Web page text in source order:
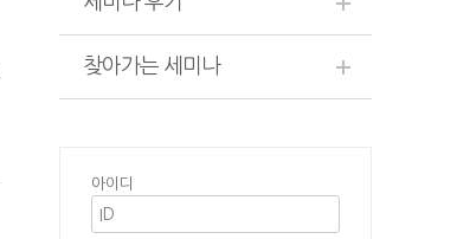
찾아가는 세미나
아이디